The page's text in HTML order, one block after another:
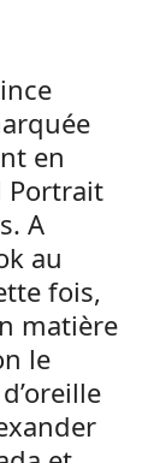
en
Portrait
A
au
fois,
matière
le